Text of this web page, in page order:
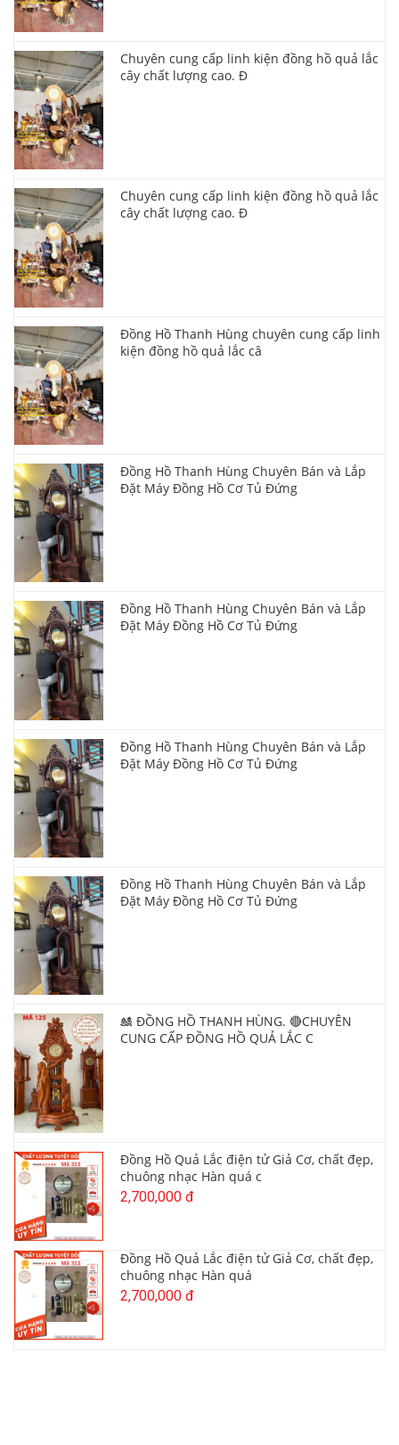
Chuyên cung cấp linh kiện đồng hồ quả lắc
cây chất lượng cao. Đ
Chuyên cung cấp linh kiện đồng hồ quả lắc
cây chất lượng cao. Đ
Đồng Hồ Thanh Hùng chuyên cung cấp linh
kiện đồng hồ quả lắc câ
Đồng Hồ Thanh Hùng Chuyên Bán và Lắp
Đặt Máy Đồng Hồ Cơ Tủ Đứng
Đồng Hồ Thanh Hùng Chuyên Bán và Lắp
Đặt Máy Đồng Hồ Cơ Tủ Đứng
Đồng Hồ Thanh Hùng Chuyên Bán và Lắp
Đặt Máy Đồng Hồ Cơ Tủ Đứng
Đồng Hồ Thanh Hùng Chuyên Bán và Lắp
Đặt Máy Đồng Hồ Cơ Tủ Đứng
🎎 ĐỒNG HỒ THANH HÙNG. 🔴CHUYÊN
CUNG CẤP ĐỒNG HỒ QUẢ LẮC C
Đồng Hồ Quả Lắc điện tử Giả Cơ, chất đẹp,
chuông nhạc Hàn quá c
2,700,000 đ
Đồng Hồ Quả Lắc điện tử Giả Cơ, chất đẹp,
chuông nhạc Hàn quá
2,700,000 đ